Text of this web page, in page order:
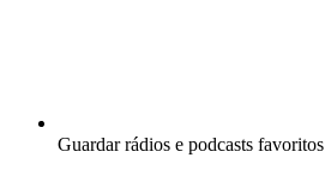
Guardar rádios e podcasts favoritos